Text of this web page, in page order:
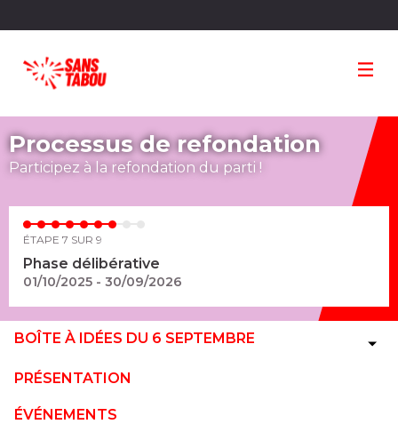
Processus de refondation
Participez à la refondation du parti !
ÉTAPE 7 SUR 9
Phase délibérative
01/10/2025 - 30/09/2026
BOÎTE À IDÉES DU 6 SEPTEMBRE
PRÉSENTATION
ÉVÉNEMENTS